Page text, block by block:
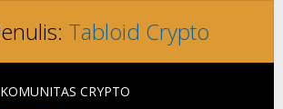
Tabloid Crypto
CRYPTO